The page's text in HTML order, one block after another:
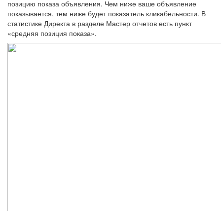
позицию показа объявления. Чем ниже ваше объявление
показывается, тем ниже будет показатель кликабельности. В
статистике Директа в разделе Мастер отчетов есть пункт
«средняя позиция показа».